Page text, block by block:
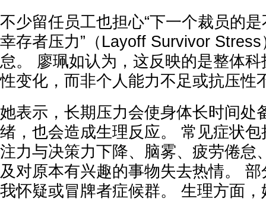
不少留任员工也担心“下一个裁员的是
幸存者压力”（Layoff Survivor
怠。 廖珮如认为，这反映的是整体
性变化，而非个人能力不足或抗压性
她表示，长期压力会使身体长时间处
绪，也会造成生理反应。 常见症状
注力与决策力下降、脑雾、疲劳倦怠
及对原本有兴趣的事物失去热情。
我怀疑或冒牌者症候群。 生理方面